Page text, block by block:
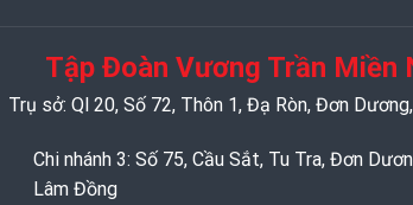
Tập Đoàn Vương Trần Miền
Trụ sở: Ql 20, Số 72, Thôn 1, Đạ Ròn, Đơn
Chi nhánh 3: Số 75, Cầu Sắt, Tu Tra, Đơn
Lâm Đồng